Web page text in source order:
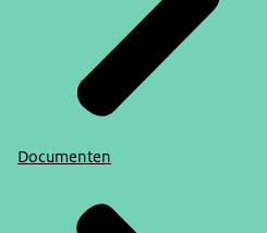
Documenten